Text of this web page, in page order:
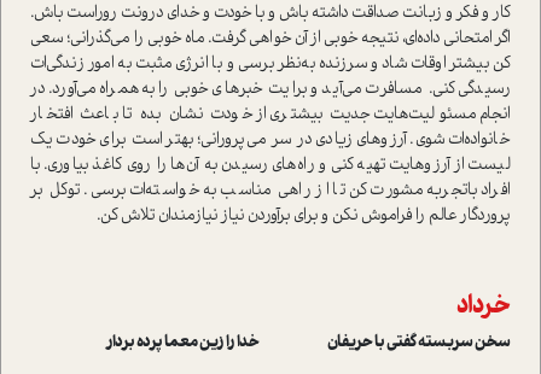
کار و فکر و زبانت صداقت داشته باش و با خودت و خدای درونت روراست باش.
اگر امتحانی داده‌ای، نتیجه خوبی از آن خواهی گرفت. ماه خوبی را می‌گذرانی؛ سعی
کن بیشتر اوقات شاد و سرزنده به‌نظر برسی و با انرژی مثبت به امور زندگی‌ات
رسیدگی کنی. مسافرت می‌آید و برایت خبرهای خوبی را به‌همراه می‌آورد. در
انجام مسئولیت‌هایت جدیت بیشتری از خودت نشان بده تا باعث افتخار
خانواده‌ات شوی. آرزوهای زیادی در سر می‌پرورانی؛ بهتر است برای خودت یک
لیست از آرزوهایت تهیه کنی و راه‌های رسیدن به آن‌ها را روی کاغذ بیاوری. با
افراد باتجربه مشورت کن تا از راهی مناسب به خواسته‌ات برسی. توکل بر
پروردگار عالم را فراموش نکن و برای برآوردن نیاز نیازمندان تلاش کن.
خرداد
سخن سربسته گفتی با حریفان خدا را زین معما پرده بردار